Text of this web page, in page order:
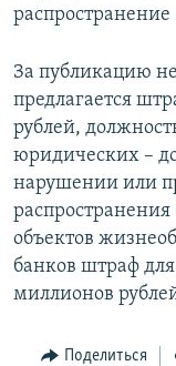
За публикацию
предлагается
рублей,
юридических –
нарушении или
объектов
банков штраф
миллионов
Поделиться